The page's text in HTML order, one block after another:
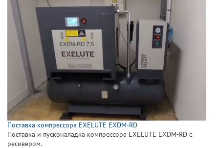
Поставка компрессора EXELUTE EXDM-RD
Поставка и пусконаладка компрессора EXELUTE EXDM-RD с
ресивером.